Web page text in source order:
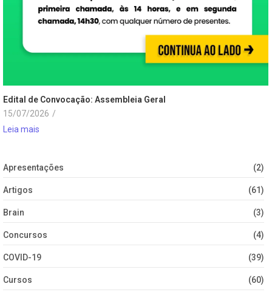
Edital de Convocação: Assembleia Geral
15/07/2026 /
Leia mais
Apresentações (2)
Artigos (61)
Brain (3)
Concursos (4)
COVID-19 (39)
Cursos (60)